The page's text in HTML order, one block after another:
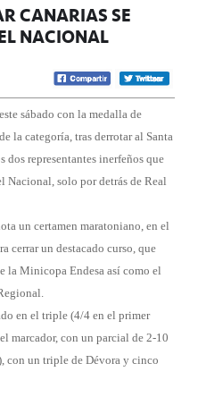
CANARIAS SE
NACIONAL
sábado con la medalla de
la categoría, tras derrotar al Santa
dos representantes inerfeños que
Nacional, solo por detrás de Real
un certamen maratoniano, en el
cerrar un destacado curso, que
la Minicopa Endesa así como el
en el triple (4/4 en el primer
marcador, con un parcial de 2-10
con un triple de Dévora y cinco